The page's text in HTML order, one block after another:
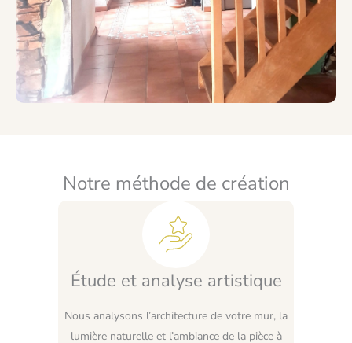
Notre méthode de création
Étude et analyse artistique
Nous analysons l’architecture de votre mur, la
lumière naturelle et l’ambiance de la pièce à